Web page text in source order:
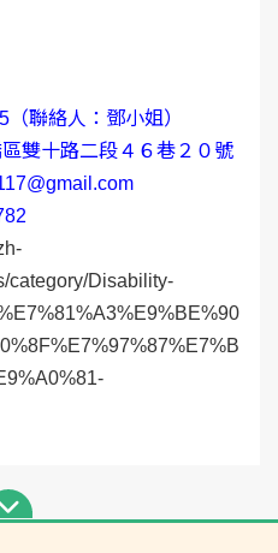
（聯絡人：鄧小姐）
雙十路二段４６巷２０號
category/Disability-